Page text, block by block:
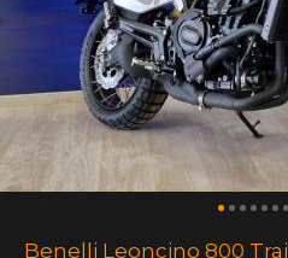
Benelli Leoncino 800 Trail